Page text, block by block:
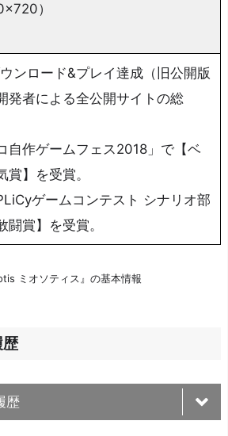
）
ンロード&プレイ達成（旧公開版
発者による全公開サイトの総
自作ゲームフェス2018」で【ベ
賞】を受賞。
ゲームコンテスト シナリオ部
闘賞】を受賞。
ミオソティス』の基本情報
歴